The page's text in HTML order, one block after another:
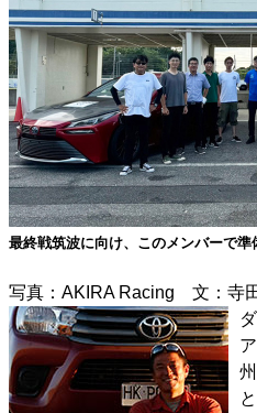
最終戦筑波に向け、このメンバーで準
写真：AKIRA Racing 文：寺